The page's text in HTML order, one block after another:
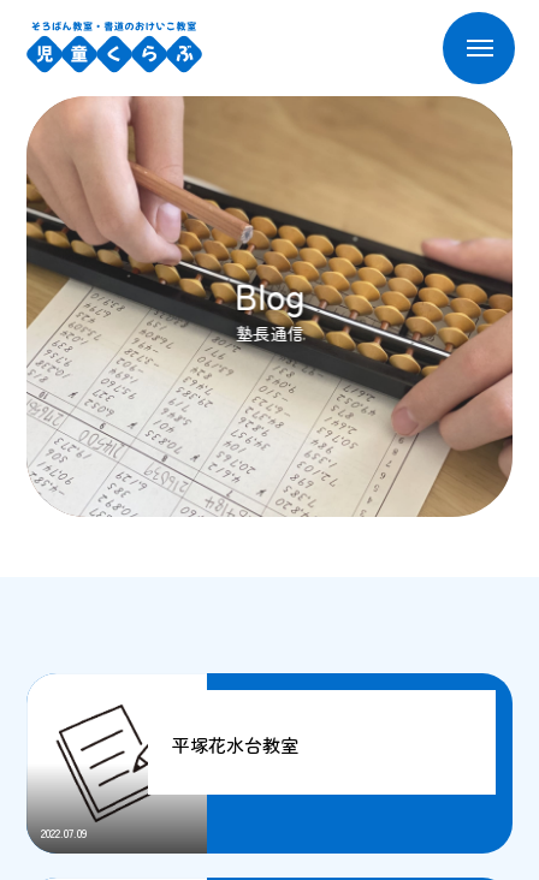
Blog
塾長通信
平塚花水台教室
2022.07.09